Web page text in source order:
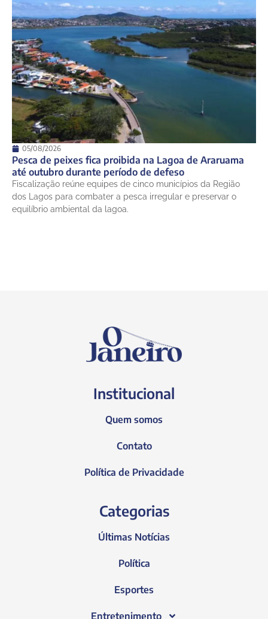
05/08/2026
Pesca de peixes fica proibida na Lagoa de Araruama
até outubro durante período de defeso
Fiscalização reúne equipes de cinco municípios da Região
dos Lagos para combater a pesca irregular e preservar o
equilíbrio ambiental da lagoa.
Institucional
Quem somos
Contato
Política de Privacidade
Categorias
Últimas Notícias
Política
Esportes
Entretenimento